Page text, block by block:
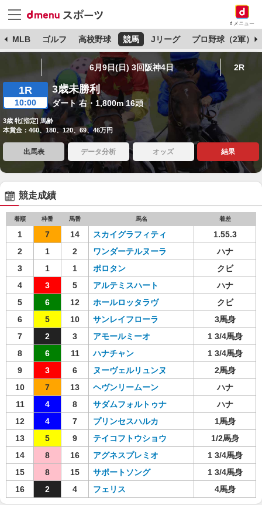
dメニュー
MLB ゴルフ 高校野球 競馬 Jリーグ プロ野球（2軍）
6月9日(日) 3回阪神4日 2R
1R
10:00
3歳未勝利
ダート 右・1,800m 16頭
3歳 牝[指定] 馬齢
本賞金：460、180、120、69、46万円
出馬表 データ分析 オッズ 結果
競走成績
着順 枠番 馬番 馬名 着差
1 7 14 スカイグラフィティ
1.55.3
2
1 2 ワンダーテルヌーラ
ハナ
3
1 1 ポロタン
クビ
4
3 5 アルテミスハート
ハナ
5
6 12 ホールロッタラヴ
クビ
6
5 10 サンレイフローラ
3馬身
7
2 3 アモールミーオ
1 3/4馬身
8
6 11 ハナチャン
1 3/4馬身
9
3 6 ヌーヴェルリュンヌ
2馬身
10
7 13 ヘヴンリームーン
ハナ
11
4 8 サダムフォルトゥナ
ハナ
12
4 7 プリンセスハルカ
1馬身
13
5 9 テイコフトウショウ
1/2馬身
14
8 16 アグネスプレミオ
1 3/4馬身
15
8 15 サポートソング
1 3/4馬身
16
2 4 フェリス 4馬身